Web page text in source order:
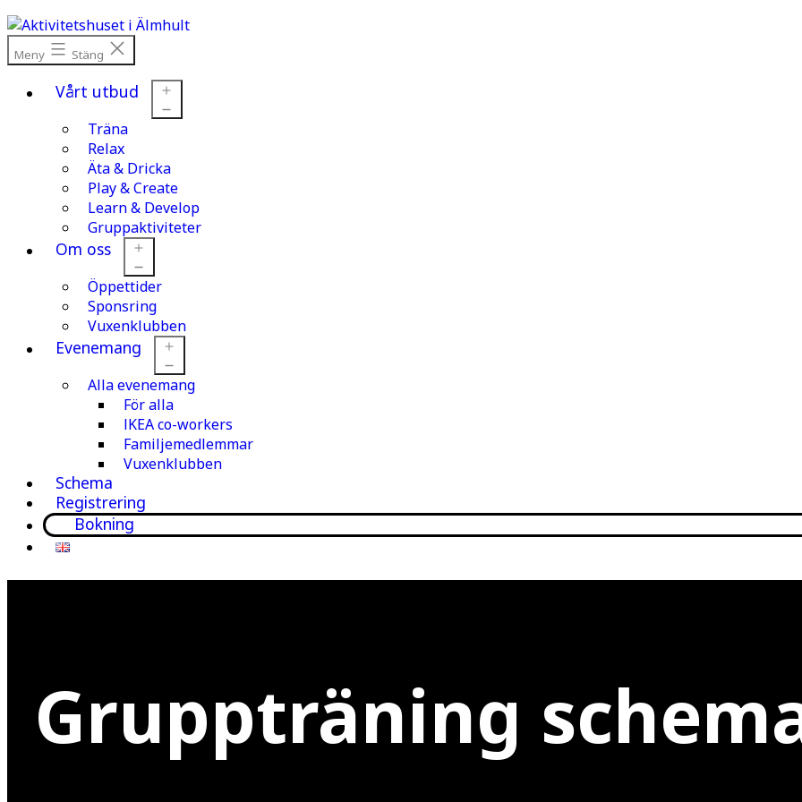
Hoppa
till
innehåll
Meny Stäng
Vårt utbud
Träna
Relax
Äta & Dricka
Play & Create
Learn & Develop
Gruppaktiviteter
Om oss
Öppna
meny
Öppettider
Sponsring
Vuxenklubben
Evenemang
Öppna
meny
Alla evenemang
För alla
IKEA co-workers
Familjemedlemmar
Vuxenklubben
Schema
Registrering
Bokning
Gruppträning